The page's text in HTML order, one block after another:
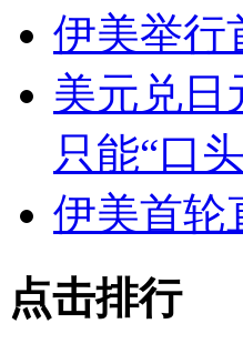
伊美举行
美元兑日
只能“口
伊美首轮
点击排行